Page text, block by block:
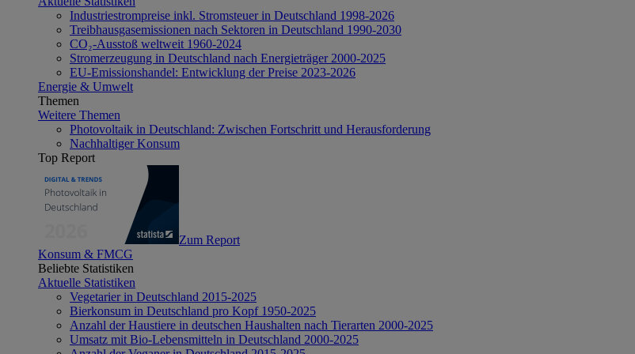
Industriestrompreise inkl. Stromsteuer in Deutschland 1998-2026
Treibhausgasemissionen nach Sektoren in Deutschland 1990-2030
CO₂-Ausstoß weltweit 1960-2024
Stromerzeugung in Deutschland nach Energieträger 2000-2025
EU-Emissionshandel: Entwicklung der Preise 2023-2026
Energie & Umwelt
Themen
Weitere Themen
Photovoltaik in Deutschland: Zwischen Fortschritt und Herausforderung
Nachhaltiger Konsum
Top Report
Zum Report
Konsum & FMCG
Beliebte Statistiken
Aktuelle Statistiken
Vegetarier in Deutschland 2015-2025
Bierkonsum in Deutschland pro Kopf 1950-2025
Anzahl der Haustiere in deutschen Haushalten nach Tierarten 2000-2025
Umsatz mit Bio-Lebensmitteln in Deutschland 2000-2025